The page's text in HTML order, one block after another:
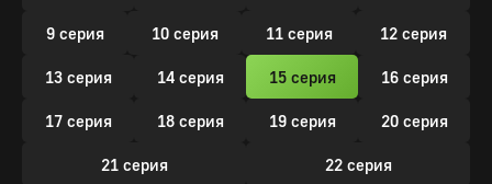
9 серия 10 серия 11 серия 12 серия
13 серия 14 серия 15 серия 16 серия
17 серия 18 серия 19 серия 20 серия
21 серия
22 серия